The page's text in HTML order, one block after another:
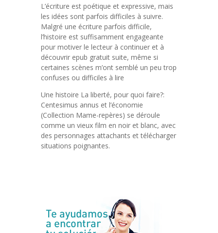
L’écriture est poétique et expressive, mais
les idées sont parfois difficiles à suivre.
Malgré une écriture parfois difficile,
l’histoire est suffisamment engageante
pour motiver le lecteur à continuer et à
découvrir epub gratuit suite, même si
certaines scènes m’ont semblé un peu trop
confuses ou difficiles à lire
Une histoire La liberté, pour quoi faire?:
Centesimus annus et l’économie
(Collection Mame-repères) se déroule
comme un vieux film en noir et blanc, avec
des personnages attachants et télécharger
situations poignantes.